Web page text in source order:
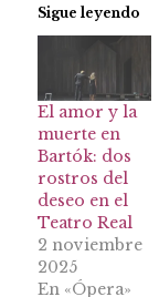
Sigue leyendo
El amor y la
muerte en
Bartók: dos
rostros del
deseo en el
Teatro Real
2 noviembre
2025
En «Ópera»